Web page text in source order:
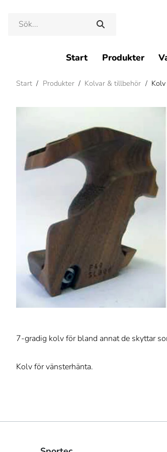
Start Produkter
Start / Produkter / Kolvar & tillbehör /
7-gradig kolv för bland annat de skyttar
Kolv för vänsterhänta.